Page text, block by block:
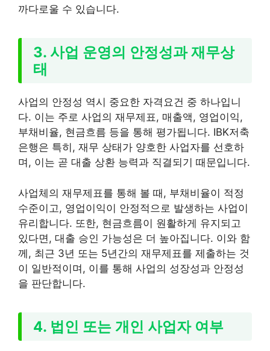
까다로울 수 있습니다.
3. 사업 운영의 안정성과 재무상
태
사업의 안정성 역시 중요한 자격요건 중 하나입니
다. 이는 주로 사업의 재무제표, 매출액, 영업이익,
부채비율, 현금흐름 등을 통해 평가됩니다. IBK저축
은행은 특히, 재무 상태가 양호한 사업자를 선호하
며, 이는 곧 대출 상환 능력과 직결되기 때문입니다.
사업체의 재무제표를 통해 볼 때, 부채비율이 적정
수준이고, 영업이익이 안정적으로 발생하는 사업이
유리합니다. 또한, 현금흐름이 원활하게 유지되고
있다면, 대출 승인 가능성은 더 높아집니다. 이와 함
께, 최근 3년 또는 5년간의 재무제표를 제출하는 것
이 일반적이며, 이를 통해 사업의 성장성과 안정성
을 판단합니다.
4. 법인 또는 개인 사업자 여부